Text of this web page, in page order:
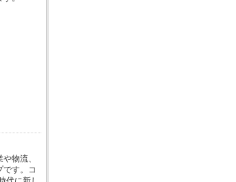
物流、
です。コ